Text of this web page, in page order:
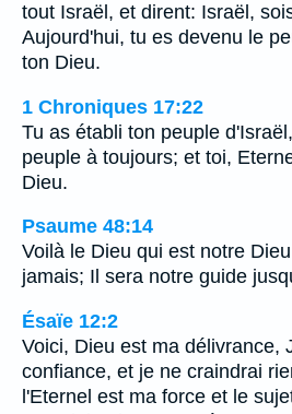
tout Israël, et dirent: Israël,
Aujourd'hui, tu es devenu le
ton Dieu.
1 Chroniques 17:22
Tu as établi ton peuple
peuple à toujours; et toi,
Dieu.
Psaume 48:14
Voilà le Dieu qui est notre
jamais; Il sera notre guide
Ésaïe 12:2
Voici, Dieu est ma délivrance,
confiance, et je ne craindrai
l'Eternel est ma force et le